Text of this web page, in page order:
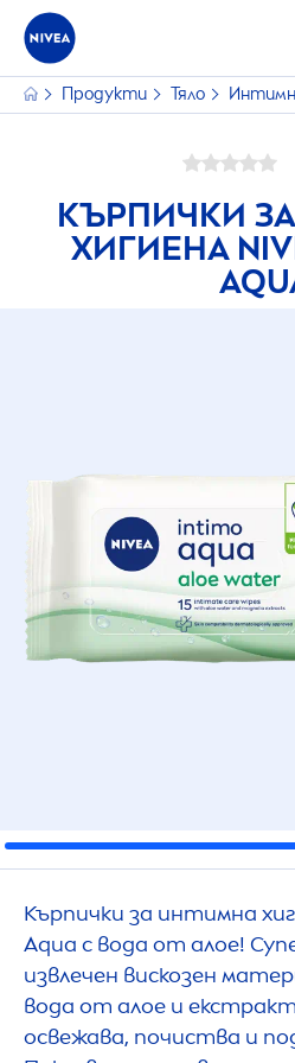
Продукти Тяло
КЪРПИЧКИ
ХИГИЕНА
Кърпички за интимна
Aqua с вода от алое!
извлечен вискозен
вода от алое и
освежава, почиства и